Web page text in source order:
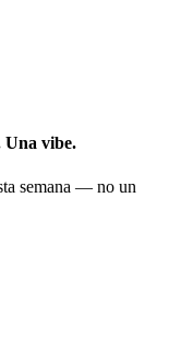
Una vibe.
semana — no un